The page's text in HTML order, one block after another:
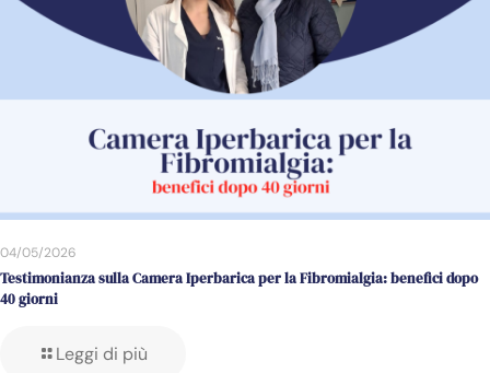
04/05/2026
Testimonianza sulla Camera Iperbarica per la Fibromialgia: benefici dopo
40 giorni
Leggi di più